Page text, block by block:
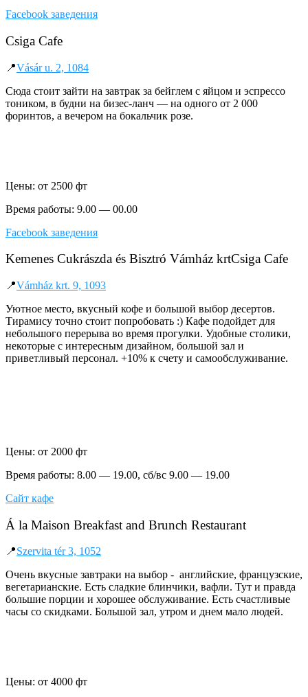
Facebook заведения
Csiga Cafe
📍Vásár u. 2, 1084
Сюда стоит зайти на завтрак за бейглем с яйцом и эспрессо
тоником, в будни на бизес-ланч — на одного от 2 000
форинтов, а вечером на бокальчик розе.
Цены: от 2500 фт
Время работы: 9.00 — 00.00
Facebook заведения
Kemenes Cukrászda és Bisztró Vámház krtCsiga Cafe
📍Vámház krt. 9, 1093
Уютное место, вкусный кофе и большой выбор десертов.
Тирамису точно стоит попробовать :) Кафе подойдет для
небольшого перерыва во время прогулки. Удобные столики,
некоторые с интересным дизайном, большой зал и
приветливый персонал. +10% к счету и самообслуживание.
Цены: от 2000 фт
Время работы: 8.00 — 19.00, сб/вс 9.00 — 19.00
Сайт кафе
Á la Maison Breakfast and Brunch Restaurant
📍Szervita tér 3, 1052
Очень вкусные завтраки на выбор - английские, французские,
вегетарианские. Есть сладкие блинчики, вафли. Тут и правда
большие порции и хорошее обслуживание. Есть счастливые
часы со скидками. Большой зал, утром и днем мало людей.
Цены: от 4000 фт